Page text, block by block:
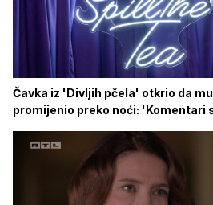
Čavka iz 'Divljih pčela' otkrio da
promijenio preko noći: 'Komentari